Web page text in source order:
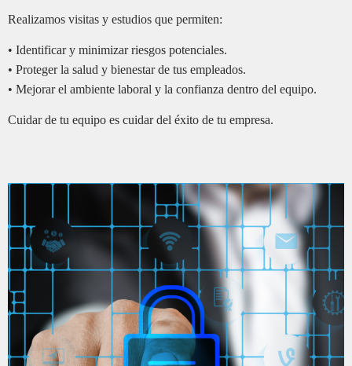
Realizamos visitas y estudios que permiten:
• Identificar y minimizar riesgos potenciales.
• Proteger la salud y bienestar de tus empleados.
• Mejorar el ambiente laboral y la confianza dentro del equipo.
Cuidar de tu equipo es cuidar del éxito de tu empresa.